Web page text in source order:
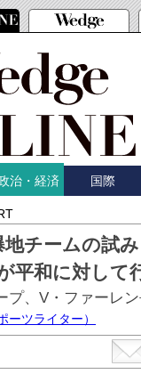
治・経済 国際
チームの試み
平和に対して
プ、V・ファーレ
ーツライター）